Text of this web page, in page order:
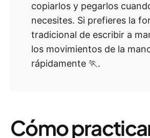
copiarlos y pegarlos
necesites. Si prefieres la
tradicional de escribir a
los movimientos de la
rápidamente 🏃.
Cómo